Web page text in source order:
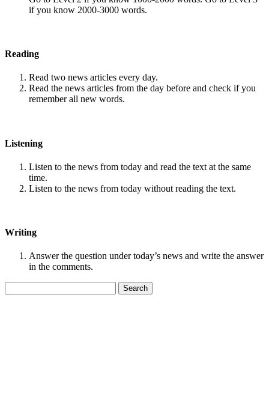
if you know 2000-3000 words.
Reading
Read two news articles every day.
Read the news articles from the day before and check if you
remember all new words.
Listening
Listen to the news from today and read the text at the same
time.
Listen to the news from today without reading the text.
Writing
Answer the question under today’s news and write the answer
in the comments.
for: